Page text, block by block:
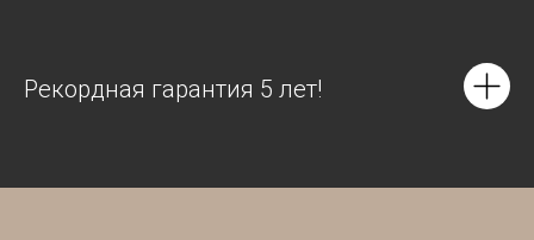
Рекордная гарантия 5 лет!